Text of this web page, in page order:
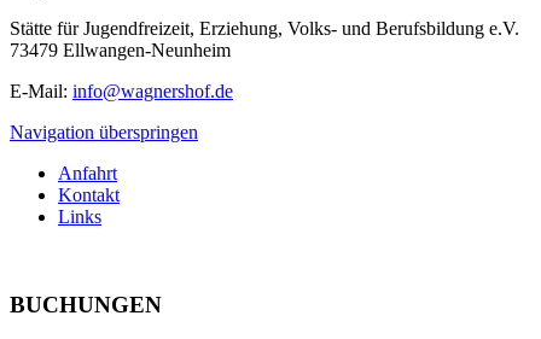
Stätte für Jugendfreizeit, Erziehung, Volks- und Berufsbildung e.V.
73479 Ellwangen-Neunheim
E-Mail: info@wagnershof.de
Navigation überspringen
Anfahrt
Kontakt
Links
BUCHUNGEN